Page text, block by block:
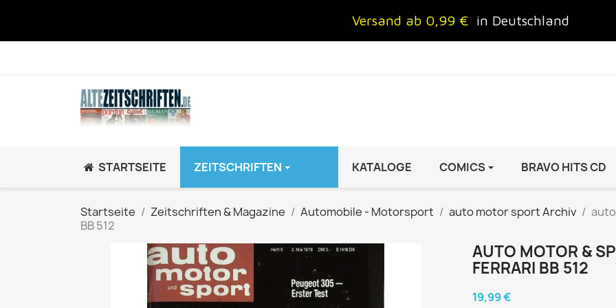
Versand ab 0,99 € in Deutschland
STARTSEITE ZEITSCHRIFTEN
JUGEND / KIND
BRAVO HipHop Special
BRAVO Zeitschrift
hey!
FRAUEN AUTO & MOTOR
auto motor sport Archiv
Autoprospekte &
KATALOGE COMICS BRAVO HITS CD
Startseite Zeitschriften & Magazine Automobile - Motorsport auto motor sport Archiv
BB 512
AUTO MOTOR &
FERRARI BB 512
19,99 €